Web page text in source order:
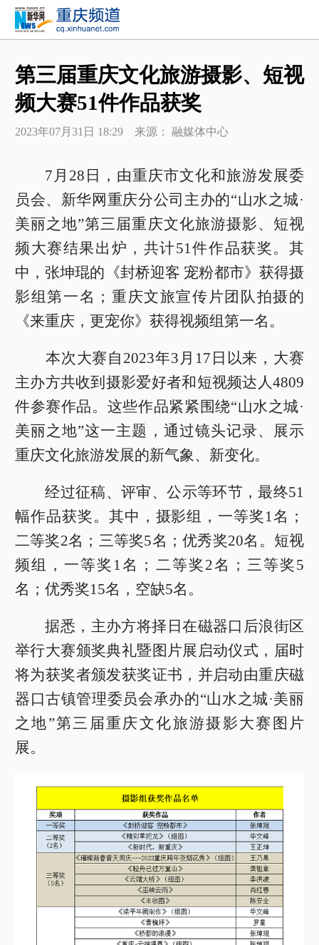
第三届重庆文化旅游摄影、短视
频大赛51件作品获奖
2023年07月31日 18:29 来源： 融媒体中心
7月28日，由重庆市文化和旅游发展委
员会、新华网重庆分公司主办的“山水之城·
美丽之地”第三届重庆文化旅游摄影、短视
频大赛结果出炉，共计51件作品获奖。其
中，张坤琨的《封桥迎客 宠粉都市》获得摄
影组第一名；重庆文旅宣传片团队拍摄的
《来重庆，更宠你》获得视频组第一名。
本次大赛自2023年3月17日以来，大赛
主办方共收到摄影爱好者和短视频达人4809
件参赛作品。这些作品紧紧围绕“山水之城·
美丽之地”这一主题，通过镜头记录、展示
重庆文化旅游发展的新气象、新变化。
经过征稿、评审、公示等环节，最终51
幅作品获奖。其中，摄影组，一等奖1名；
二等奖2名；三等奖5名；优秀奖20名。短视
频组，一等奖1名；二等奖2名；三等奖5
名；优秀奖15名，空缺5名。
据悉，主办方将择日在磁器口后浪街区
举行大赛颁奖典礼暨图片展启动仪式，届时
将为获奖者颁发获奖证书，并启动由重庆磁
器口古镇管理委员会承办的“山水之城·美丽
之地”第三届重庆文化旅游摄影大赛图片
展。